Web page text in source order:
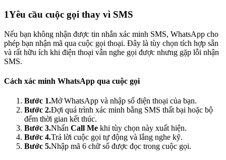
1Yêu cầu cuộc gọi thay vì SMS
Nếu bạn không nhận được tin nhắn xác minh SMS, WhatsApp cho
phép bạn nhận mã qua cuộc gọi thoại. Đây là tùy chọn tích hợp sẵn
và rất hữu ích khi điện thoại vẫn nghe gọi được nhưng gặp lỗi nhận
SMS.
Cách xác minh WhatsApp qua cuộc gọi
Bước 1.Mở WhatsApp và nhập số điện thoại của bạn.
Bước 2.Đợi quá trình xác minh bằng SMS thất bại hoặc bộ
đếm thời gian kết thúc.
Bước 3.Nhấn Call Me khi tùy chọn này xuất hiện.
Bước 4.Trả lời cuộc gọi tự động và lắng nghe kỹ.
Bước 5.Nhập mã 6 chữ số được đọc trong cuộc gọi.